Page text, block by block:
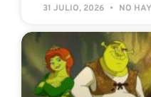
31 JULIO, 2026 NO